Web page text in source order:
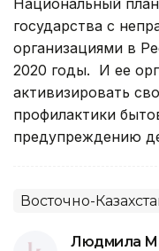
государства с
организациями в
2020 годы. И ее
активизировать
профилактики
предупреждению
Восточно-
Людмила